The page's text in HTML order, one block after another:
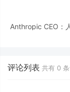
Anthropic CEO：
评论列表 共有 0